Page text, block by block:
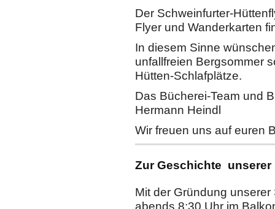
Der Schweinfurter-
Flyer und Wanderkarten
In diesem Sinne
unfallfreien Bergsommer
Hütten-Schlafplätze.
Das Bücherei-Team und
Hermann Heindl
Wir freuen uns auf euren
Zur Geschichte unserer
Mit der Gründung
abends 8:30 Uhr im